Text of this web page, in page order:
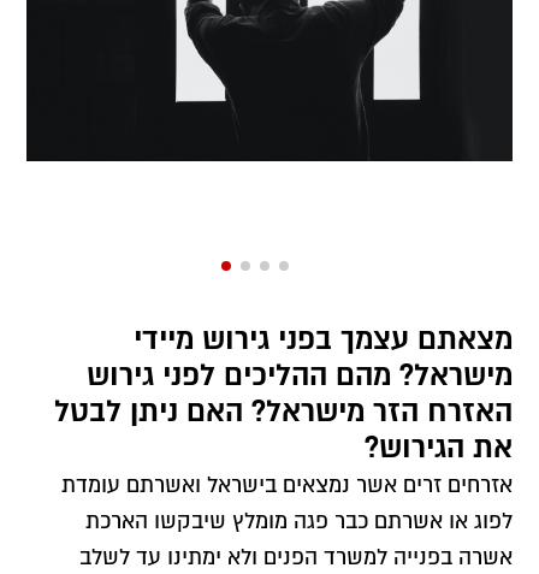
מצאתם עצמך בפני גירוש מיידי
מישראל? מהם ההליכים לפני גירוש
האזרח הזר מישראל? האם ניתן לבטל
את הגירוש?
אזרחים זרים אשר נמצאים בישראל ואשרתם עומדת
לפוג או אשרתם כבר פגה מומלץ שיבקשו הארכת
אשרה בפנייה למשרד הפנים ולא ימתינו עד לשלב